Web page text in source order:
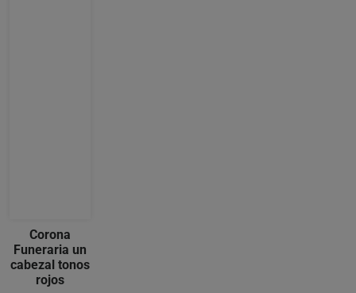
Corona
Funeraria un
cabezal tonos
rojos